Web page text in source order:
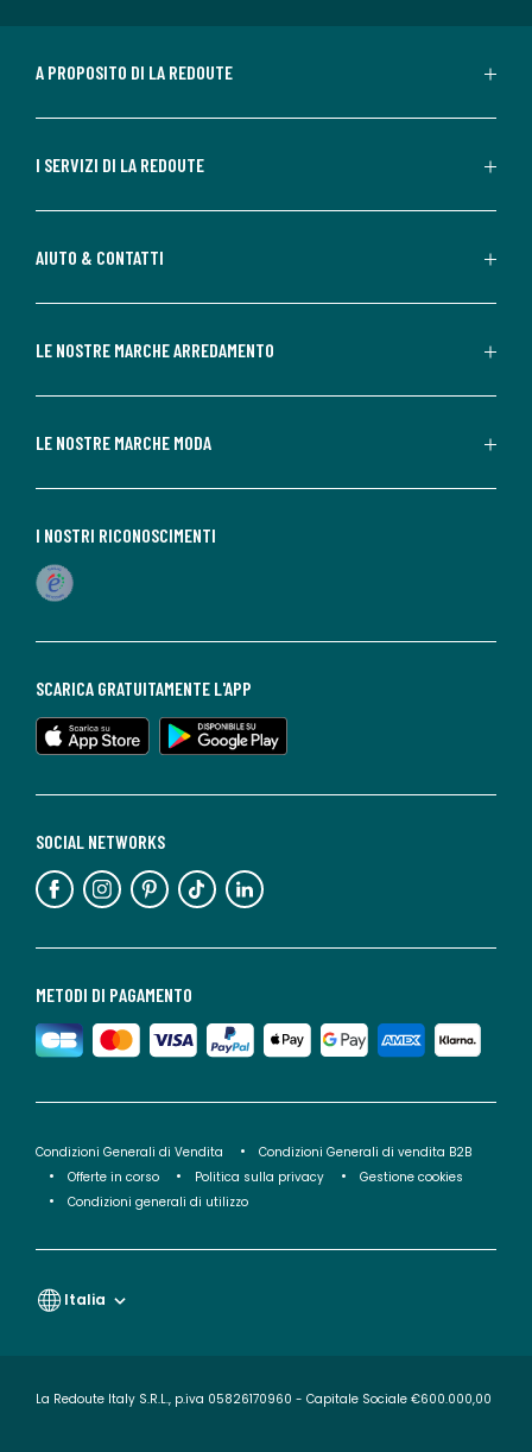
A PROPOSITO DI LA REDOUTE
I SERVIZI DI LA REDOUTE
AIUTO & CONTATTI
LE NOSTRE MARCHE ARREDAMENTO
LE NOSTRE MARCHE MODA
METODI DI PAGAMENTO
SOCIAL NETWORKS
SCARICA GRATUITAMENTE L'APP
I NOSTRI RICONOSCIMENTI
Condizioni Generali di Vendita
Condizioni Generali di vendita B2B
Offerte in corso
Politica sulla privacy
Gestione cookies
Condizioni generali di utilizzo
Italia
La Redoute Italy S.R.L., p.iva 05826170960 - Capitale Sociale €600.000,00